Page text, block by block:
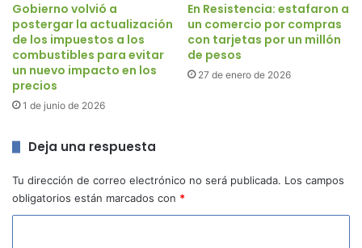
Gobierno volvió a
postergar la actualización
de los impuestos a los
combustibles para evitar
un nuevo impacto en los
precios
1 de junio de 2026
En Resistencia: estafaron a
un comercio por compras
con tarjetas por un millón
de pesos
27 de enero de 2026
Deja una respuesta
Tu dirección de correo electrónico no será publicada. Los campos
obligatorios están marcados con *